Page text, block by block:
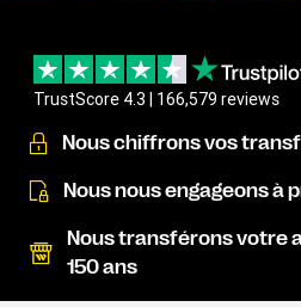
TrustScore 4.3 | 166,579 reviews
Nous chiffrons vos
Nous nous engageons à
Nous transférons votre
150 ans